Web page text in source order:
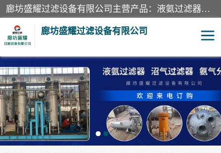
廊坊盛耀过滤设备有限公司主营产品：液氨过滤器、沼气过滤器、氨气分离器、二氧化碳过滤器、过滤器、液氨氨气过滤器、天然气过滤器、管道过滤器、*过滤器、液氨除油除水过滤器、氨气除油除水过滤器、焦炉煤气除焦油过滤器等。
廊坊盛耀过滤设备有限公司
二氧化碳过滤器 过滤器
液氨氨气过滤器 沼气过滤器
天然气过滤器 管道过滤器